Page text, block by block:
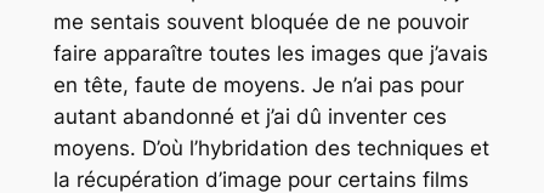
me sentais souvent bloquée de ne pouvoir
faire apparaître toutes les images que j’avais
en tête, faute de moyens. Je n’ai pas pour
autant abandonné et j’ai dû inventer ces
moyens. D’où l’hybridation des techniques et
la récupération d’image pour certains films